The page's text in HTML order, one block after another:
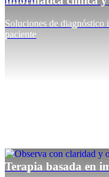
Soluciones de diagnóstico
paciente
Terapia basada en